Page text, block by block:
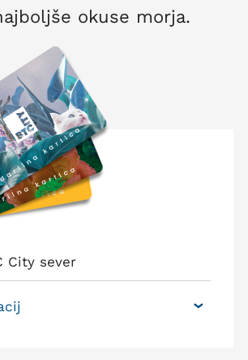
okuse morja.
City sever